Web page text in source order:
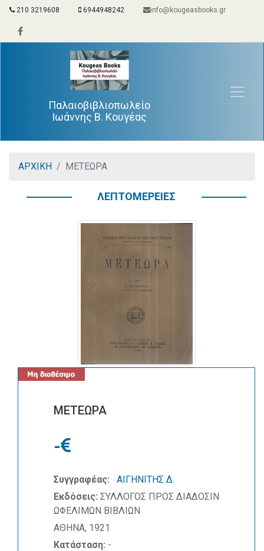
210 3219608 6944948242 info@kougeasbooks.gr
Παλαιοβιβλιοπωλείο
Ιωάννης Β. Κουγέας
ΑΡΧΙΚΗ ΜΕΤΕΩΡΑ
ΛΕΠΤΟΜΕΡΕΙΕΣ
ΜΕΤΕΩΡΑ
-
Συγγραφέας:
ΑΙΓΗΝΙΤΗΣ Δ.
Εκδόσεις: ΣΥΛΛΟΓΟΣ ΠΡΟΣ ΔΙΑΔΟΣΙΝ
ΩΦΕΛΙΜΩΝ ΒΙΒΛΙΩΝ
ΑΘΗΝΑ, 1921
Κατάσταση: -